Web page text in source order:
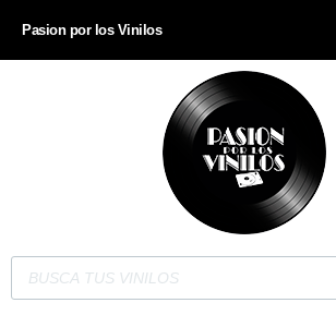
Pasion por los Vinilos